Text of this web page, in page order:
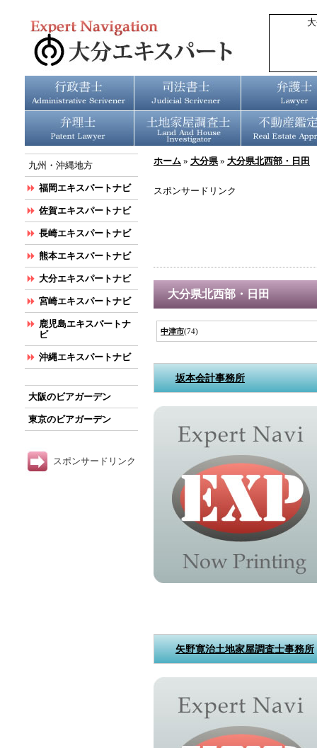
ホーム » 大分県» 大分県北西部・日田
スポンサードリンク
大分県北西部・日田
中津市(74)
坂本会計事務所
矢野寛治土地家屋調査士事務所
九州・沖縄地方
福岡エキスパートナビ
佐賀エキスパートナビ
長崎エキスパートナビ
熊本エキスパートナビ
大分エキスパートナビ
宮崎エキスパートナビ
鹿児島エキスパートナ
ビ
沖縄エキスパートナビ
大阪のビアガーデン
東京のビアガーデン
スポンサードリンク